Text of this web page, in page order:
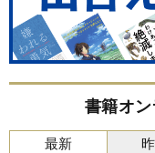
書籍オ
最新